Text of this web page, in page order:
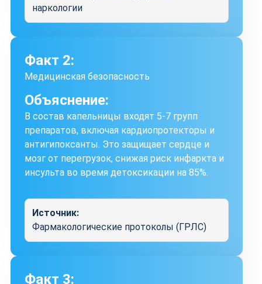
наркологии
Факт 2:
Медицинская безопасность
Объяснение:
В состав капельницы входят 5-7 групп
препаратов, включая кардиопротекторы и
антигипоксанты. Это защищает сердце и
мозг от перегрузок, снижая риск инфаркта и
инсульта во время детоксикации на 85%.
Источник:
Фармакологические протоколы (ГРЛС)
Факт 3: